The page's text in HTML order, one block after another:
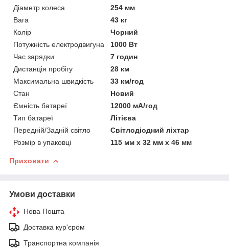
Діаметр колеса
254 мм
Вага
43 кг
Колір
Чорний
Потужність електродвигуна
1000 Вт
Час зарядки
7 годин
Дистанція пробігу
28 км
Максимальна швидкість
33 км/год
Стан
Новий
Ємність батареї
12000 мА/год
Тип батареї
Літієва
Передній/Задній світло
Світлодіодний ліхтар
Розмір в упаковці
115 мм x 32 мм x 46 мм
Приховати
Умови доставки
Нова Пошта
Доставка кур'єром
Транспортна компанія